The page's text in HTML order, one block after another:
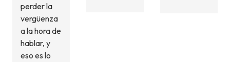
perder la
vergüenza
a la hora de
hablar, y
eso es lo